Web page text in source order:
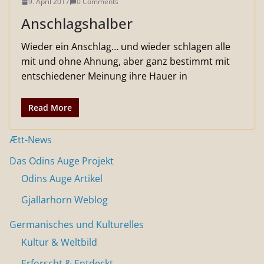
Anschlagshalber
Wieder ein Anschlag… und wieder schlagen alle
mit und ohne Ahnung, aber ganz bestimmt mit
entschiedener Meinung ihre Hauer in
Read More
Ætt-News
Das Odins Auge Projekt
Odins Auge Artikel
Gjallarhorn Weblog
Germanisches und Kulturelles
Kultur & Weltbild